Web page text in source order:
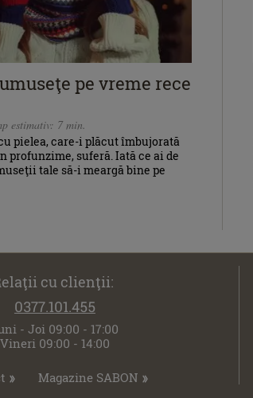
pe vreme rece
estimativ: 7 min.
pielea, care-i plăcut îmbujorată
profunzime, suferă. Iată ce ai de
tale să-i meargă bine pe
cu clienţii:
0377.101.455
- Joi 09:00 - 17:00
Vineri 09:00 - 14:00
Magazine SABON